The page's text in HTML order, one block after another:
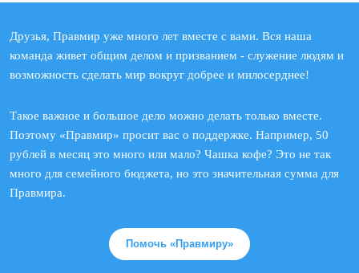
Друзья, Правмир уже много лет вместе с вами. Вся наша
команда живет общим делом и призванием - служение людям и
возможность сделать мир вокруг добрее и милосерднее!
Такое важное и большое дело можно делать только вместе.
Поэтому «Правмир» просит вас о поддержке. Например, 50
рублей в месяц это много или мало? Чашка кофе? Это не так
много для семейного бюджета, но это значительная сумма для
Правмира.
Помочь «Правмиру»